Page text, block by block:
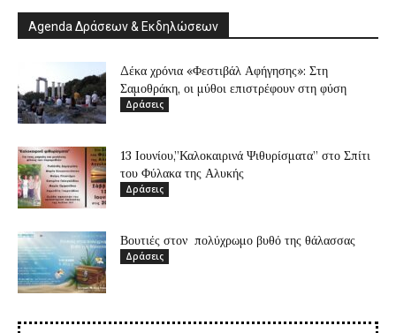
Agenda Δράσεων & Εκδηλώσεων
Δέκα χρόνια «Φεστιβάλ Αφήγησης»: Στη
Σαμοθράκη, οι μύθοι επιστρέφουν στη φύση
Δράσεις
13 Ιουνίου,”Καλοκαιρινά Ψιθυρίσματα” στο Σπίτι
του Φύλακα της Αλυκής
Δράσεις
Βουτιές στον πολύχρωμο βυθό της θάλασσας
Δράσεις